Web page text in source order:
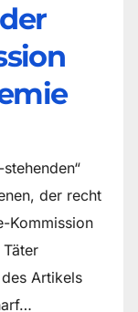
der recht
Kommission
Artikels